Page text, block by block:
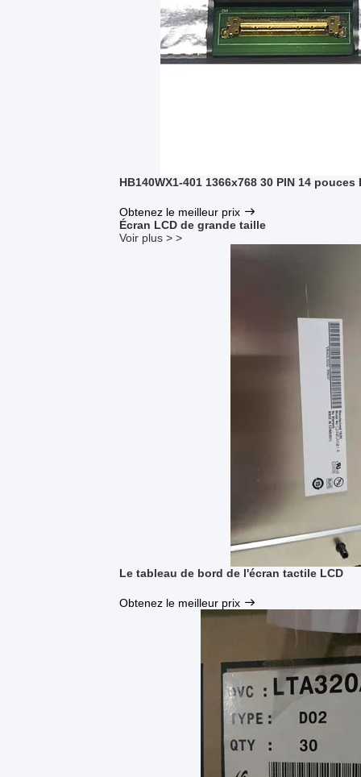
HB140WX1-401 1366x768 30 PIN 14 pouces
Obtenez le meilleur prix
Écran LCD de grande taille
Voir plus > >
Le tableau de bord de l'écran tactile LCD
Obtenez le meilleur prix